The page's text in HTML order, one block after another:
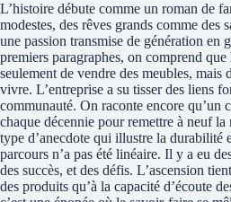
L’histoire débute comme un roman de
modestes, des rêves grands comme des
une passion transmise de génération en
premiers paragraphes, on comprend que
seulement de vendre des meubles, mais
vivre. L’entreprise a su tisser des liens
communauté. On raconte encore qu’un
chaque décennie pour remettre à neuf la
type d’anecdote qui illustre la durabilité
parcours n’a pas été linéaire. Il y a eu
des succès, et des défis. L’ascension
des produits qu’à la capacité d’écoute